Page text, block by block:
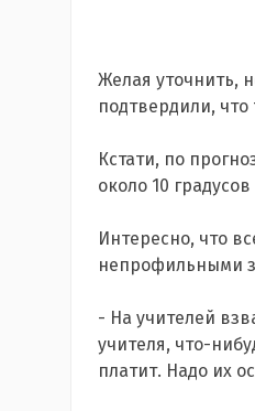
Желая уточнить,
подтвердили,
Кстати, по
около 10
Интересно, что
непрофильными
- На учителей
учителя, что-
платит. Надо их